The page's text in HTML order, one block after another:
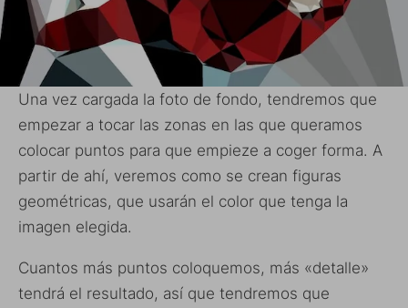
Una vez cargada la foto de fondo, tendremos que
empezar a tocar las zonas en las que queramos
colocar puntos para que empieze a coger forma. A
partir de ahí, veremos como se crean figuras
geométricas, que usarán el color que tenga la
imagen elegida.
Cuantos más puntos coloquemos, más «detalle»
tendrá el resultado, así que tendremos que